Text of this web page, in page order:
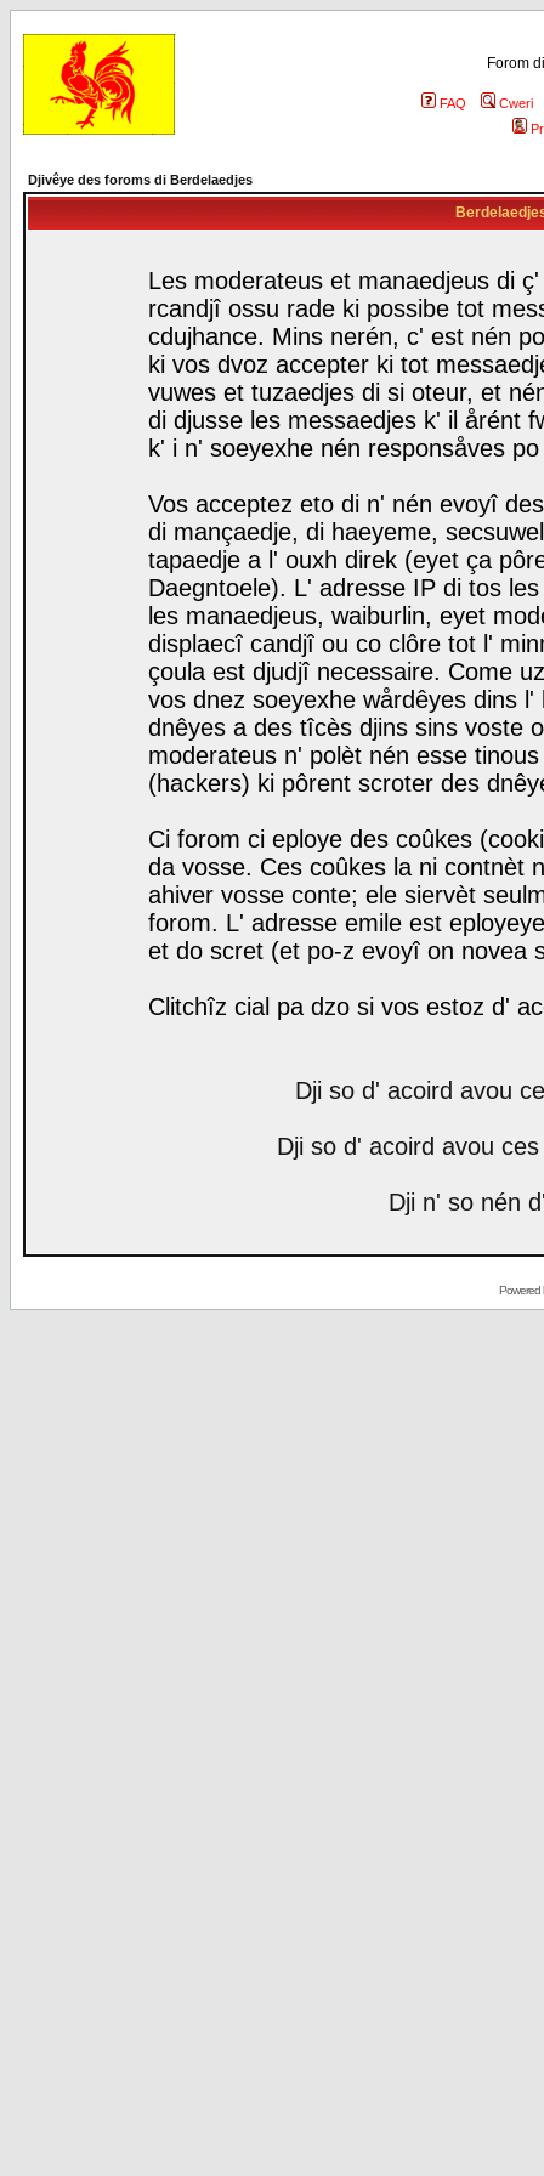
Forom
FAQ
Cweri
Djivêye des foroms di Berdelaedjes
Les moderateus et manaedjeus di
rcandjî ossu rade ki possibe tot
cdujhance. Mins nerén, c' est nén
ki vos dvoz accepter ki tot
vuwes et tuzaedjes di si oteur, et
di djusse les messaedjes k' il årént
k' i n' soeyexhe nén responsåves
Vos acceptez eto di n' nén evoyî
di mançaedje, di haeyeme,
tapaedje a l' ouxh direk (eyet ça
Daegntoele). L' adresse IP di tos
les manaedjeus, waiburlin, eyet
displaecî candjî ou co clôre tot l'
çoula est djudjî necessaire. Come
vos dnez soeyexhe wårdêyes dins
dnêyes a des tîcès djins sins voste
moderateus n' polèt nén esse
(hackers) ki pôrent scroter des
Ci forom ci eploye des coûkes
da vosse. Ces coûkes la ni contnèt
ahiver vosse conte; ele siervèt
forom. L' adresse emile est
et do scret (et po-z evoyî on novea
Clitchîz cial pa dzo si vos estoz d'
Dji so d' acoird avou
Dji so d' acoird avou
Dji n' so nén
Powered